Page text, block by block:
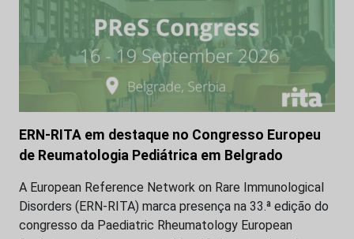
ERN-RITA em destaque no Congresso Europeu
de Reumatologia Pediátrica em Belgrado
A European Reference Network on Rare Immunological
Disorders (ERN-RITA) marca presença na 33.ª edição do
congresso da Paediatric Rheumatology European